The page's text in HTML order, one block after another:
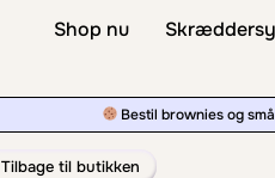
Shop nu
Bestil brownies og
Tilbage til butikken